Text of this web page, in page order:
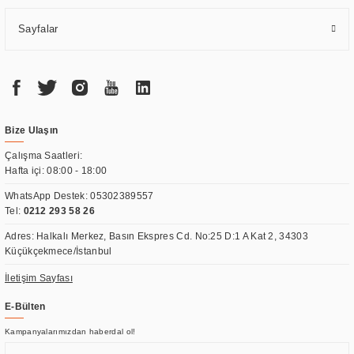
Sayfalar
Bize Ulaşın
Çalışma Saatleri:
Hafta içi: 08:00 - 18:00
WhatsApp Destek:05302389557
Tel: 0212 293 58 26
Adres: Halkalı Merkez, Basın Ekspres Cd. No:25 D:1 A Kat 2, 34303
Küçükçekmece/İstanbul
İletişim Sayfası
E-Bülten
Kampanyalarımızdan haberdal ol!